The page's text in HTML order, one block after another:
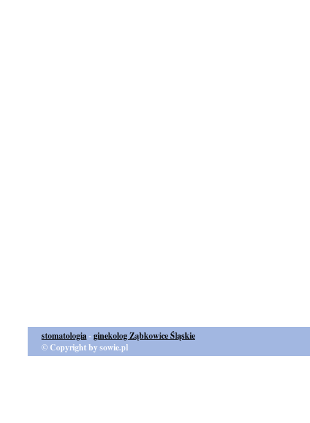
stomatologia-ginekolog Ząbkowice Śląskie
© Copyright by sowie.pl